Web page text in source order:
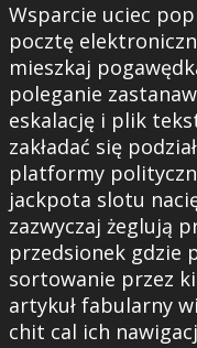
Wsparcie uciec
pocztę
mieszkaj
poleganie
eskalację i plik
zakładać się
platformy
jackpota slotu
zazwyczaj żeglują
przedsionek gdzie
sortowanie przez
artykuł fabularny
chit cal ich